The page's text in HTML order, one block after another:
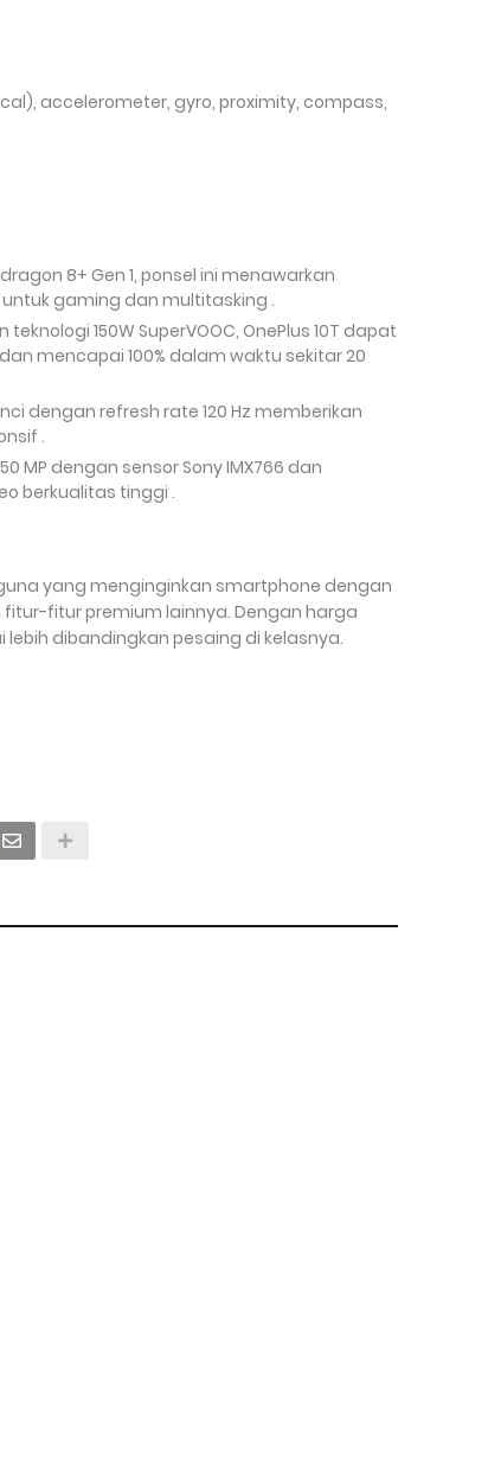
accelerometer, gyro, proximity, compass,
8+ Gen 1, ponsel ini menawarkan
gaming dan multitasking .
teknologi 150W SuperVOOC, OnePlus 10T dapat
mencapai 100% dalam waktu sekitar 20
dengan refresh rate 120 Hz memberikan
.
MP dengan sensor Sony IMX766 dan
berkualitas tinggi .
yang menginginkan smartphone dengan
fitur premium lainnya. Dengan harga
dibandingkan pesaing di kelasnya.